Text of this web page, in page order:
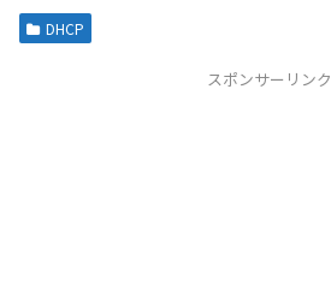
DHCP
スポンサーリンク